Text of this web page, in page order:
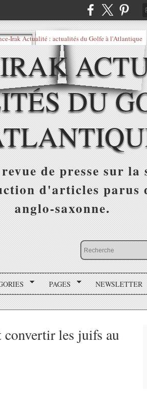
DU
de presse sur
d'articles parus
anglo-saxonne.
PAGES NEWSLETTER
convertir les juifs au